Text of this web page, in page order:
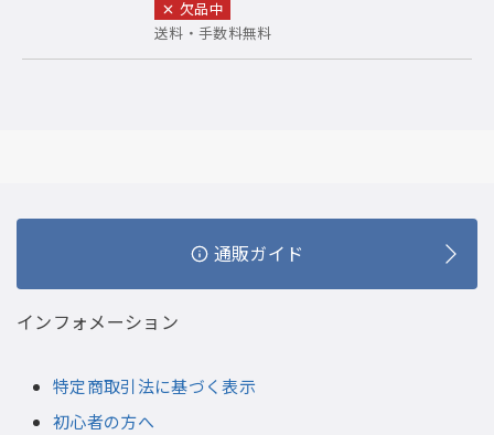
欠品中
送料・手数料無料
通販ガイド
インフォメーション
特定商取引法に基づく表示
初心者の方へ